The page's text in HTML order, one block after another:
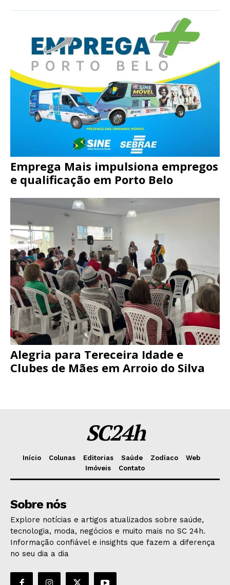
Emprega Mais impulsiona empregos
e qualificação em Porto Belo
Alegria para Tereceira Idade e
Clubes de Mães em Arroio do Silva
SC24h
Início Colunas Editorias Saúde Zodíaco
Web
Imóveis
Contato
Sobre nós
Explore notícias e artigos atualizados sobre saúde,
tecnologia, moda, negócios e muito mais no SC 24h.
Informação confiável e insights que fazem a diferença
no seu dia a dia